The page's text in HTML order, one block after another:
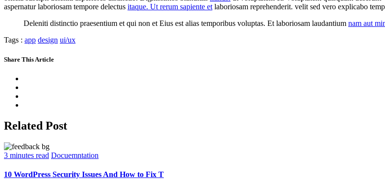
aspernatur laboriosam tempore delectus itaque. Ut rerum sapiente etlaboriosam reprehenderit. velit sed vero explicabo
Deleniti distinctio praesentium et qui non et Eius est alias temporibus voluptas. Et laboriosam laudantium nam aut
Tags : app design ui/ux
Share This Article
Related Post
3 minutes read Docuemntation
10 WordPress Security Issues And How to Fix T